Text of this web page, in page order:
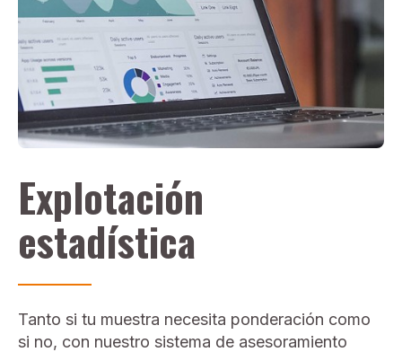
Explotación
estadística
Tanto si tu muestra necesita ponderación como
si no, con nuestro sistema de asesoramiento